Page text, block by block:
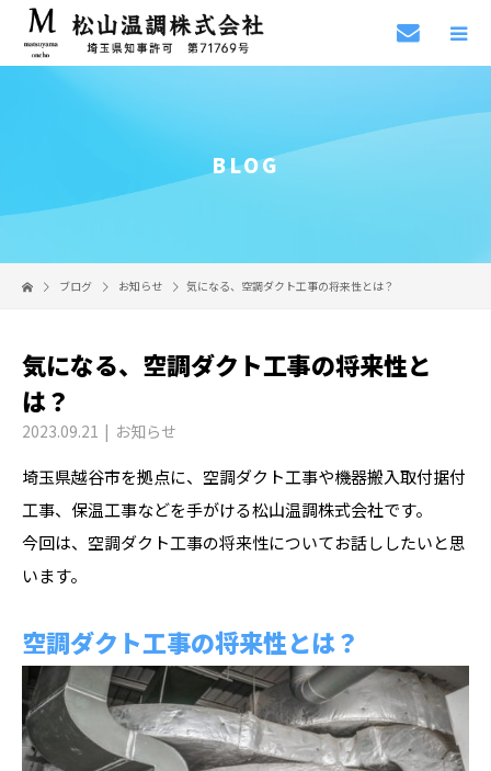
BLOG
ブログ お知らせ 気になる、空調ダクト工事の将来性とは？
気になる、空調ダクト工事の将来性と
は？
2023.09.21 お知らせ
埼玉県越谷市を拠点に、空調ダクト工事や機器搬入取付据付
工事、保温工事などを手がける松山温調株式会社です。
今回は、空調ダクト工事の将来性についてお話ししたいと思
います。
空調ダクト工事の将来性とは？